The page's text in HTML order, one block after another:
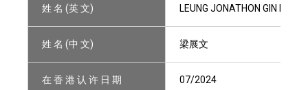
姓 名 (英 文) LEUNG JONATHON GIN MAN
姓 名 (中 文) 梁展文
在 香 港 认 许 日 期 07/2024